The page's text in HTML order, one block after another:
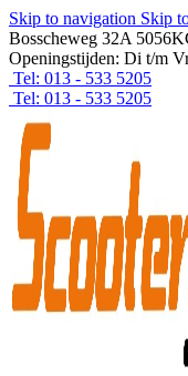
Skip to navigation Skip
Bosscheweg 32A
Openingstijden: Di t/m
Tel: 013 - 533 5205
Tel: 013 - 533 5205